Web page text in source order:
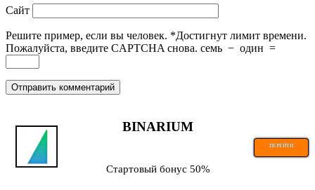
Сайт
Решите пример, если вы человек. *Достигнут лимит времени.
Пожалуйста, введите CAPTCHA снова. семь − один =
BINARIUM
ПЕРЕЙТИ
Стартовый бонус 50%